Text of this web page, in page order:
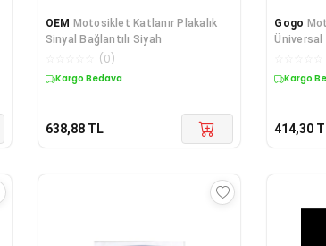
OEM Motosiklet Katlanır Plakalık
Sinyal Bağlantılı Siyah
(0)
Kargo Bedava
638,88 TL
Gogo
Üniversal
Lastiği
Kargo
414,30